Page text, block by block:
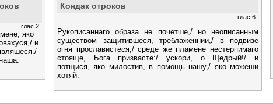
глас 2
яко
и
Кондак отроков
глас 6
Рукописаннаго образа не почетше,/ но неописанным
существом защитившеся, треблаженнии,/ в подвизе
огня прославистеся;/ среде же пламене нестерпимаго
стояще, Бога призвасте:/ ускори, о Щедрый!/ и
потщися, яко милостив, в помощь нашу,/ яко можеши
хотяй.